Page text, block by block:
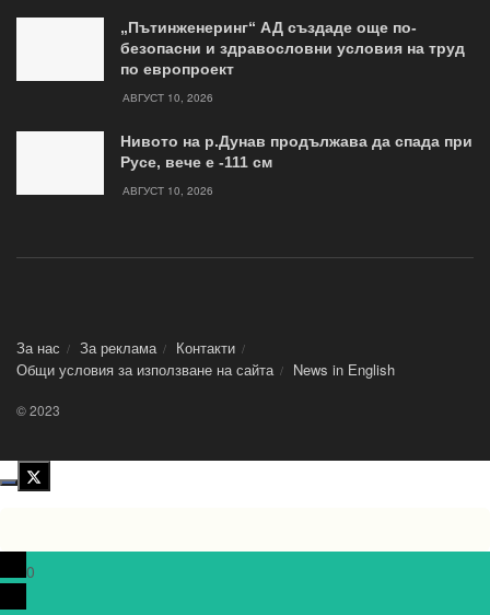
„Пътинженеринг“ АД създаде още по-
безопасни и здравословни условия на труд
по европроект
АВГУСТ 10, 2026
Нивото на р.Дунав продължава да спада при
Русе, вече е -111 см
АВГУСТ 10, 2026
За нас За реклама
Контакти
Общи условия за използване на сайта
News in Еnglish
© 2023
0